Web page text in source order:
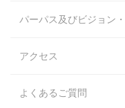
パーパス及びビジョン
アクセス
よくあるご質問